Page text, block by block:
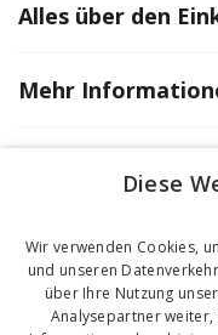
Alles über den
Mehr
Diese
Wir verwenden Cookies,
und unseren
über Ihre Nutzung
Analysepartner